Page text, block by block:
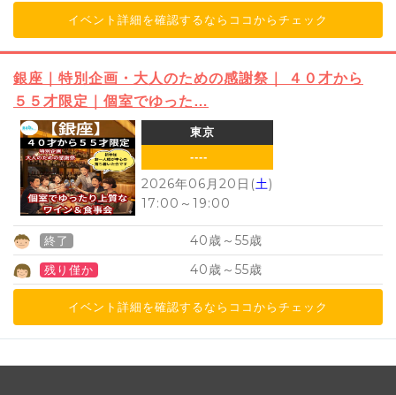
イベント詳細を確認するならココからチェック
銀座｜特別企画・大人のための感謝祭｜ ４０才から
５５才限定｜個室でゆった…
東京
----
2026年06月20日(土)
17:00 ～ 19:00
終了 40歳～ 55歳
残り僅か 40歳～ 55歳
イベント詳細を確認するならココからチェック